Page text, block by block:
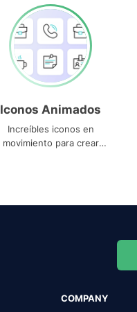
Iconos Animados
Increíbles iconos en
movimiento para crear
COMPANY